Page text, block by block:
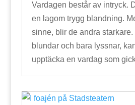
Vardagen består av intryck.
en lagom trygg blandning.
sinne, blir de andra starkare.
blundar och bara lyssnar,
upptäcka en vardag som